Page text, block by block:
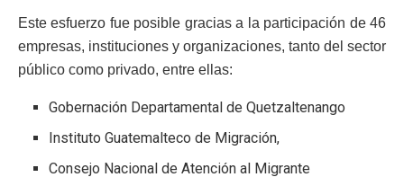
Este esfuerzo fue posible gracias a la participación de 46
empresas, instituciones y organizaciones, tanto del sector
público como privado, entre ellas:
Gobernación Departamental de Quetzaltenango
Instituto Guatemalteco de Migración,
Consejo Nacional de Atención al Migrante